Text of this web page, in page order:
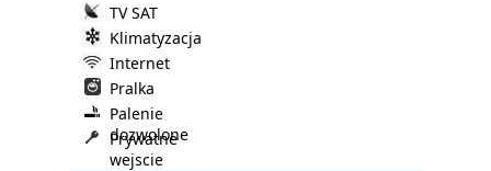
TV SAT
Klimatyzacja
Internet
Pralka
Palenie
dozwolone
Prywatne
wejscie